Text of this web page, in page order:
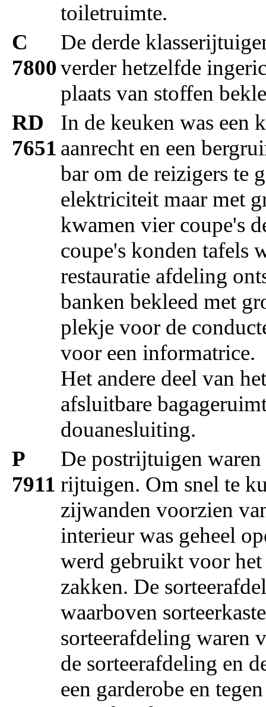
toiletruimte.
C
7800
De derde
verder hetzelfde
plaats van stoffen
RD
7651
In de keuken was een
aanrecht en een
bar om de reizigers te
elektriciteit maar met
kwamen vier coupe's
coupe's konden tafels
restauratie afdeling
banken bekleed met
plekje voor de
voor een informatrice.
Het andere deel van
afsluitbare
douanesluiting.
P
7911
De postrijtuigen
rijtuigen. Om snel te
zijwanden voorzien
interieur was geheel
werd gebruikt voor het
zakken. De
waarboven
sorteerafdeling waren
de sorteerafdeling en
een garderobe en